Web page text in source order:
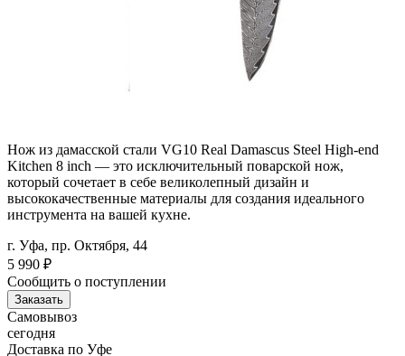
Нож из дамасской стали VG10 Real Damascus Steel High-end
Kitchen 8 inch — это исключительный поварской нож,
который сочетает в себе великолепный дизайн и
высококачественные материалы для создания идеального
инструмента на вашей кухне.
г. Уфа, пр. Октября, 44
5 990 ₽
Сообщить о поступлении
Заказать
Самовывоз
сегодня
Доставка по Уфе